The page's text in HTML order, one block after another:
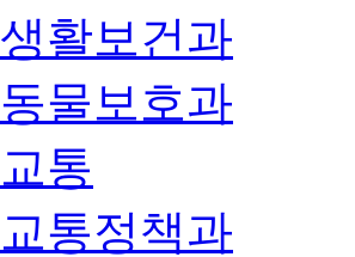
생활보건과
동물보호과
교통
교통정책과